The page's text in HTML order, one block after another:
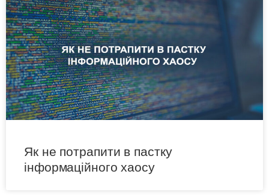
Як не потрапити в пастку
інформаційного хаосу